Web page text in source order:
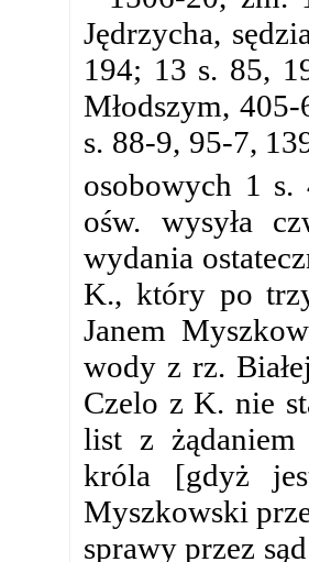
Jędrzycha,
194; 13 s. 85,
Młodszym,
s. 88-9, 95-7,
osobowych 1 s.
ośw. wysyła
wydania
K., który po
Janem
wody z rz.
Czelo z K. nie
list z żądaniem
króla [gdyż
Myszkowski
sprawy przez